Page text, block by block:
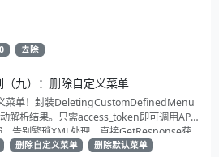
去除
九）：删除自定义菜单
菜单！封装DeletingCustomDefinedMenu
解析结果。只需access_token即可调用API
告别繁琐XML处理，直接GetResponse获
开发者，建议收藏备用！
删除自定义菜单
删除默认菜单